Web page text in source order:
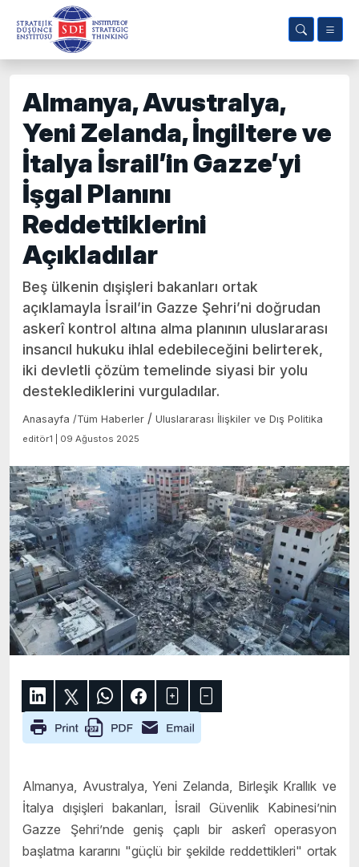
Almanya, Avustralya,
Yeni Zelanda, İngiltere ve
İtalya İsrail’in Gazze’yi
İşgal Planını
Reddettiklerini
Açıkladılar
Beş ülkenin dışişleri bakanları ortak
açıklamayla İsrail’in Gazze Şehri’ni doğrudan
askerî kontrol altına alma planının uluslararası
insancıl hukuku ihlal edebileceğini belirterek,
iki devletli çözüm temelinde siyasi bir yolu
desteklediklerini vurguladılar.
Anasayfa /Tüm Haberler / Uluslararası İlişkiler ve Dış Politika
editör1 | 09 Ağustos 2025
Almanya, Avustralya, Yeni Zelanda, Birleşik Krallık ve
İtalya dışişleri bakanları, İsrail Güvenlik Kabinesi’nin
Gazze Şehri’nde geniş çaplı bir askerî operasyon
başlatma kararını "güçlü bir şekilde reddettikleri" ortak